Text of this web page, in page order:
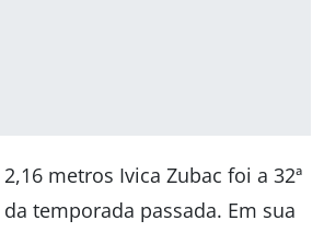
metros Ivica Zubac foi a 32ª
temporada passada. Em sua